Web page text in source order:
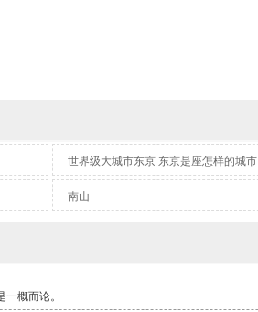
世界级大城市东京 东京是座怎样的城市
南山
概而论。